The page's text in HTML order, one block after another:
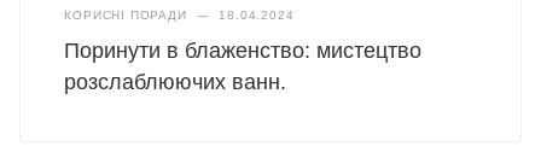
КОРИСНІ ПОРАДИ — 18.04.2024
Поринути в блаженство: мистецтво
розслаблюючих ванн.